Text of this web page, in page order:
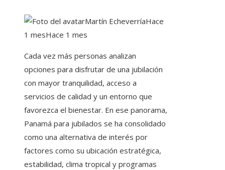
Martín EcheverríaHace
1 mesHace 1 mes
Cada vez más personas analizan
opciones para disfrutar de una jubilación
con mayor tranquilidad, acceso a
servicios de calidad y un entorno que
favorezca el bienestar. En ese panorama,
Panamá para jubilados se ha consolidado
como una alternativa de interés por
factores como su ubicación estratégica,
estabilidad, clima tropical y programas